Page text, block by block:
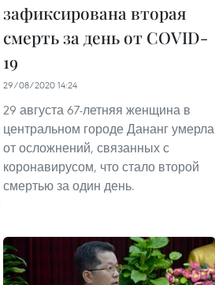
зафиксирована вторая
смерть за день от COVID-
19
29/08/2020 14:24
29 августа 67-летняя женщина в
центральном городе Дананг умерла
от осложнений, связанных с
коронавирусом, что стало второй
смертью за один день.